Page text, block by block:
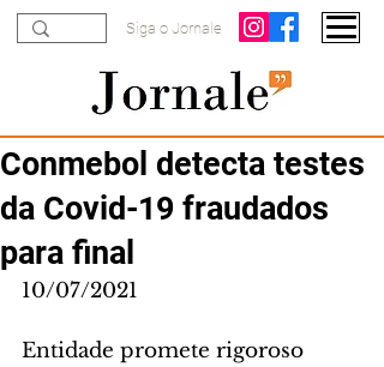
Siga o Jornale
Conmebol detecta testes
da Covid-19 fraudados
para final
10/07/2021
Entidade promete rigoroso